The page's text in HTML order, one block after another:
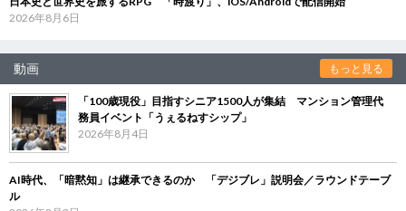
2026年8月6日
動画 もっと見る
「100歳現役」目指すシニア1500人が集結 マンション管理代
務員イベント「うぇるねすシップ」
2026年8月4日
AI時代、「暗黙知」は継承できるのか 「デジブレ」説明会／ラウンドテーブ
ル